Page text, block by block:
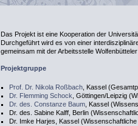
Das Projekt ist eine Kooperation der
Durchgeführt wird es von einer
gemeinsam mit der Arbeitsstelle
Projektgruppe
Prof. Dr. Nikola Roßbach , Kassel
Dr. Flemming Schock , Göttingen/Leipzig
Dr. des. Constanze Baum , Kassel
Dr. des. Sabine Kalff, Berlin
Dr. Imke Harjes, Kassel